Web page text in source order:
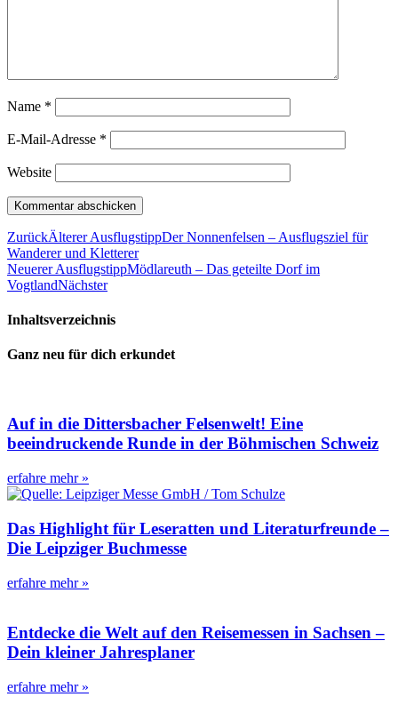
Name *
E-Mail-Adresse *
Website
ZurückÄlterer AusflugstippDer Nonnenfelsen – Ausflugsziel für
Wanderer und Kletterer
Neuerer AusflugstippMödlareuth – Das geteilte Dorf im
VogtlandNächster
Inhaltsverzeichnis
Ganz neu für dich erkundet
Auf in die Dittersbacher Felsenwelt! Eine
beeindruckende Runde in der Böhmischen Schweiz
erfahre mehr »
Das Highlight für Leseratten und Literaturfreunde –
Die Leipziger Buchmesse
erfahre mehr »
Entdecke die Welt auf den Reisemessen in Sachsen –
Dein kleiner Jahresplaner
erfahre mehr »